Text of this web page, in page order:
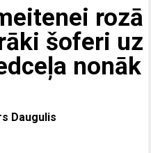
rozā
šoferi uz
nonāk
Daugulis